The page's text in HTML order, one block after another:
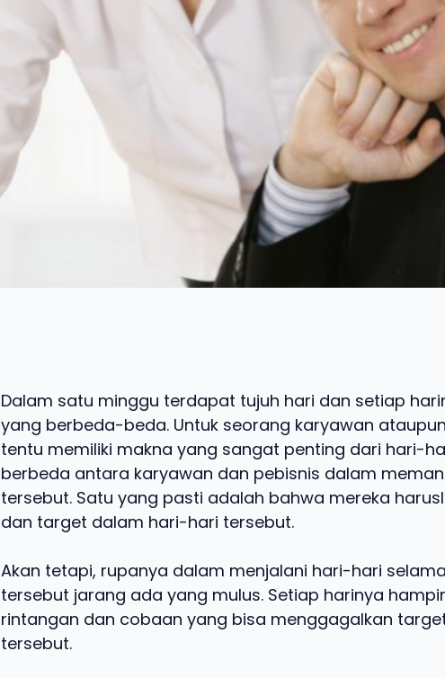
Dalam satu minggu terdapat tujuh hari dan setiap
yang berbeda-beda. Untuk seorang karyawan
tentu memiliki makna yang sangat penting dari hari-
berbeda antara karyawan dan pebisnis dalam
tersebut. Satu yang pasti adalah bahwa mereka
dan target dalam hari-hari tersebut.
Akan tetapi, rupanya dalam menjalani hari-hari
tersebut jarang ada yang mulus. Setiap harinya
rintangan dan cobaan yang bisa menggagalkan
tersebut.